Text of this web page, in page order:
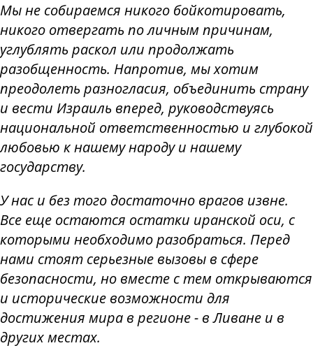
Мы не собираемся никого бойкотировать,
никого отвергать по личным причинам,
углублять раскол или продолжать
разобщенность. Напротив, мы хотим
преодолеть разногласия, объединить страну
и вести Израиль вперед, руководствуясь
национальной ответственностью и глубокой
любовью к нашему народу и нашему
государству.
У нас и без того достаточно врагов извне.
Все еще остаются остатки иранской оси, с
которыми необходимо разобраться. Перед
нами стоят серьезные вызовы в сфере
безопасности, но вместе с тем открываются
и исторические возможности для
достижения мира в регионе - в Ливане и в
других местах.